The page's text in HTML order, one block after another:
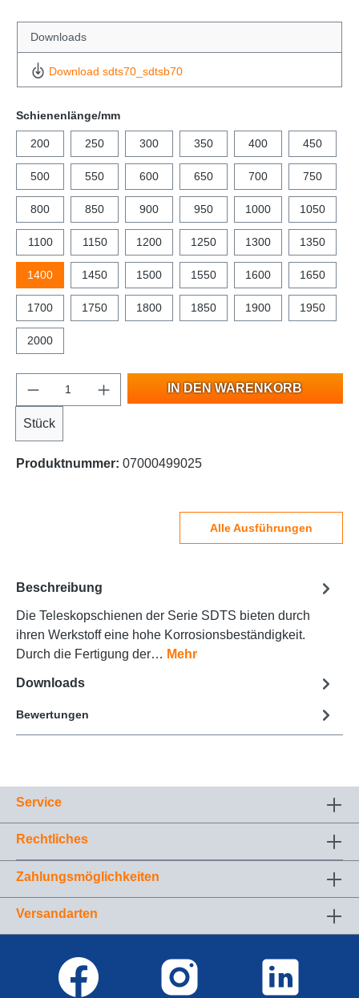
Downloads
Download sdts70_sdtsb70
Schienenlänge/mm
200 250 300 350 400 450
500 550 600 650 700 750
800 850 900 950 1000 1050
1100 1150 1200 1250 1300 1350
1400 1450 1500 1550 1600 1650
1700 1750 1800 1850 1900 1950
2000
Stück
IN DEN WARENKORB
Produktnummer: 07000499025
Alle Ausführungen
Beschreibung
Die Teleskopschienen der Serie SDTS bieten durch
ihren Werkstoff eine hohe Korrosionsbeständigkeit.
Durch die Fertigung der… Mehr
Downloads
Bewertungen
Service
Rechtliches
Zahlungsmöglichkeiten
Versandarten